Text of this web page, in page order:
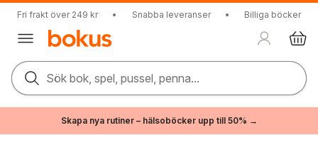
Fri frakt över 249 kr • Snabba leveranser • Billiga böcker
Sök bok, spel, pussel, penna...
Skapa nya rutiner – hälsoböcker upp till 50% →